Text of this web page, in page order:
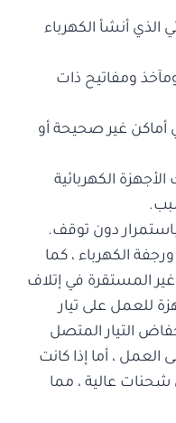
الذي أنشأ الكهرباء
ومفاتيح ذات
أماكن غير صحيحة أو
الكهربائية
دون توقف.
ورجفة الكهرباء ، كما
المستقرة في إتلاف
للعمل على تيار
التيار المتصل
العمل ، أما إذا كانت
شحنات عالية ، مما